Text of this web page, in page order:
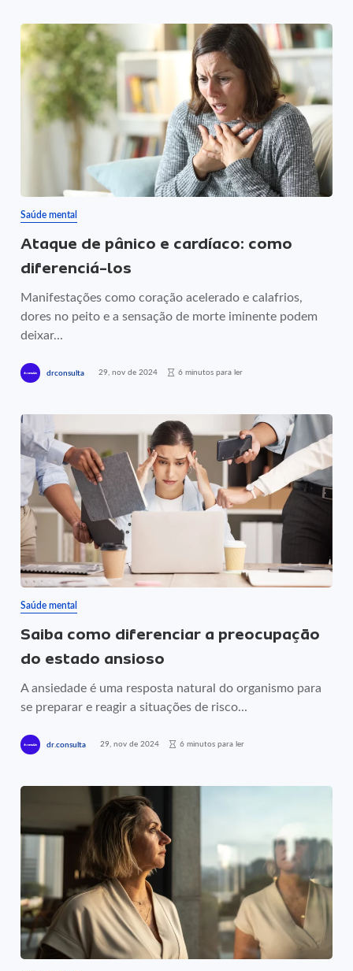
Saúde mental
Ataque de pânico e cardíaco: como
diferenciá-los
Manifestações como coração acelerado e calafrios,
dores no peito e a sensação de morte iminente podem
deixar...
drconsulta 29, nov de 2024 6 minutos para ler
Saúde mental
Saiba como diferenciar a preocupação
do estado ansioso
A ansiedade é uma resposta natural do organismo para
se preparar e reagir a situações de risco...
dr.consulta 29, nov de 2024 6 minutos para ler